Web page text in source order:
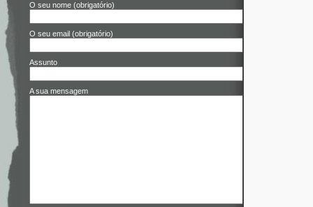
O seu nome (obrigatório)
O seu email (obrigatório)
Assunto
A sua mensagem